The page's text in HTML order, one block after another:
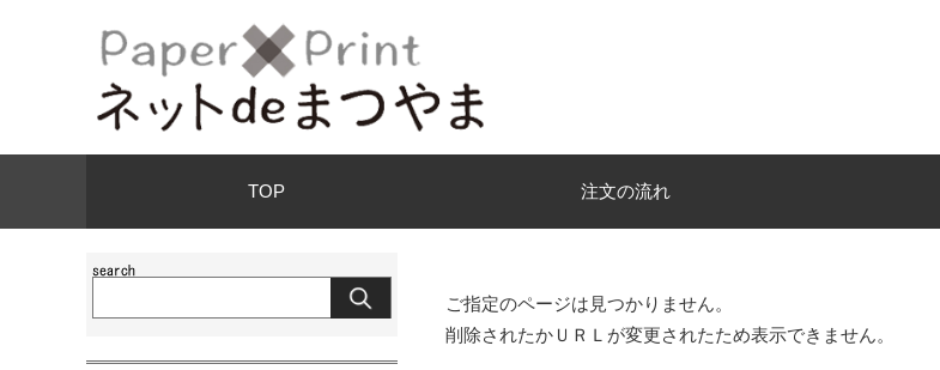
TOP 注文の流れ
ご指定のページは見つかりません。
削除されたかＵＲＬが変更されたため表示できません。